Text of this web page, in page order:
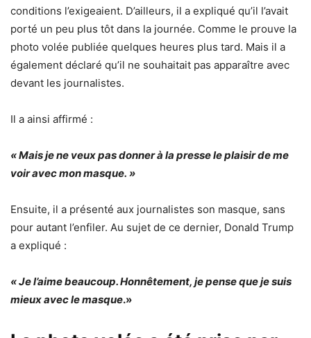
conditions l’exigeaient. D’ailleurs, il a expliqué qu’il l’avait
porté un peu plus tôt dans la journée. Comme le prouve la
photo volée publiée quelques heures plus tard. Mais il a
également déclaré qu’il ne souhaitait pas apparaître avec
devant les journalistes.
Il a ainsi affirmé :
« Mais je ne veux pas donner à la presse le plaisir de me
voir avec mon masque. »
Ensuite, il a présenté aux journalistes son masque, sans
pour autant l’enfiler. Au sujet de ce dernier, Donald Trump
a expliqué :
« Je l’aime beaucoup. Honnêtement, je pense que je suis
mieux avec le masque.»